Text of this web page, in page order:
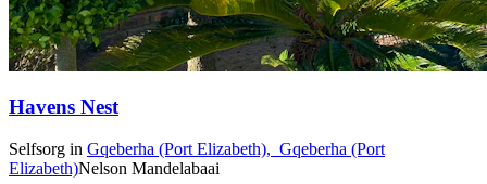
Havens Nest
Selfsorg in Gqeberha (Port Elizabeth), Gqeberha (Port
Elizabeth)Nelson Mandelabaai